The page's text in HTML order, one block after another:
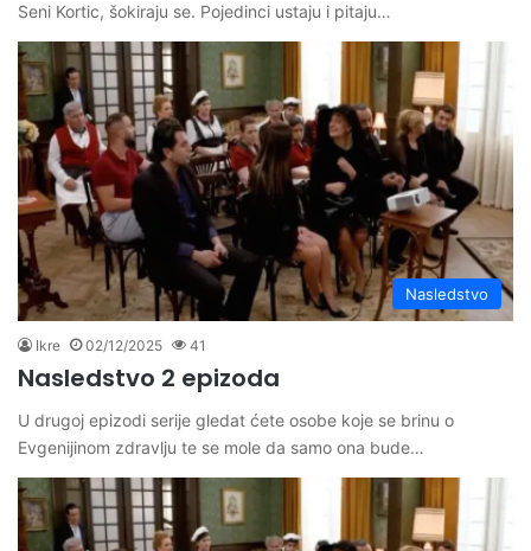
Seni Kortic, šokiraju se. Pojedinci ustaju i pitaju…
Nasledstvo
Ikre 02/12/2025 41
Nasledstvo 2 epizoda
U drugoj epizodi serije gledat ćete osobe koje se brinu o
Evgenijinom zdravlju te se mole da samo ona bude…